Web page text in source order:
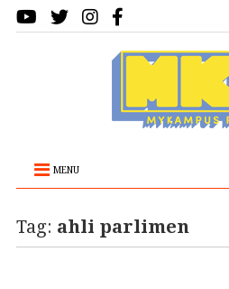
MENU
Tag: ahli parlimen